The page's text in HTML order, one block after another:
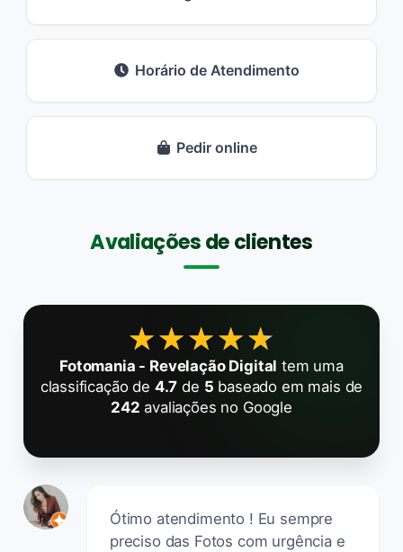
Horário de Atendimento
Pedir online
Avaliações de clientes
★★★★★
★★★★★
Fotomania - Revelação Digital tem uma
classificação de 4.7 de 5 baseado em mais de
242 avaliações no Google
Ótimo atendimento ! Eu sempre
preciso das Fotos com urgência e